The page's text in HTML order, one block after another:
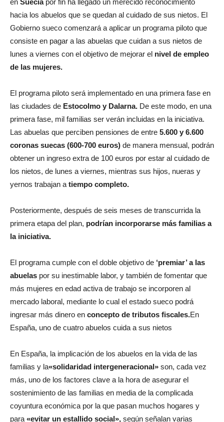
en Sueciapor fin ha llegado un merecido reconocimiento
hacia los abuelos que se quedan al cuidado de sus nietos. El
Gobierno sueco comenzará a aplicar un programa piloto que
consiste en pagar a las abuelas que cuidan a sus nietos de
lunes a viernes con el objetivo de mejorar el nivel de empleo
de las mujeres.
El programa piloto será implementado en una primera fase en
las ciudades de Estocolmo y Dalarna. De este modo, en una
primera fase, mil familias ser verán incluidas en la iniciativa.
Las abuelas que perciben pensiones de entre 5.600 y 6.600
coronas suecas (600-700 euros) de manera mensual, podrán
obtener un ingreso extra de 100 euros por estar al cuidado de
los nietos, de lunes a viernes, mientras sus hijos, nueras y
yernos trabajan a tiempo completo.
Posteriormente, después de seis meses de transcurrida la
primera etapa del plan, podrían incorporarse más familias a
la iniciativa.
El programa cumple con el doble objetivo de ‘premiar’ a las
abuelas por su inestimable labor, y también de fomentar que
más mujeres en edad activa de trabajo se incorporen al
mercado laboral, mediante lo cual el estado sueco podrá
ingresar más dinero en concepto de tributos fiscales.En
España, uno de cuatro abuelos cuida a sus nietos
En España, la implicación de los abuelos en la vida de las
familias y la«solidaridad intergeneracional» son, cada vez
más, uno de los factores clave a la hora de asegurar el
sostenimiento de las familias en media de la complicada
coyuntura económica por la que pasan muchos hogares y
para «evitar un estallido social», según señalan varias